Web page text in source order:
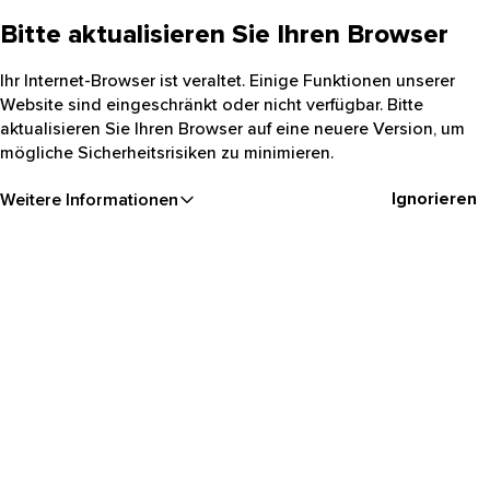
Bitte aktualisieren Sie Ihren Browser
Ihr Internet-Browser ist veraltet. Einige Funktionen unserer
Website sind eingeschränkt oder nicht verfügbar. Bitte
aktualisieren Sie Ihren Browser auf eine neuere Version, um
mögliche Sicherheitsrisiken zu minimieren.
Weitere Informationen Ignorieren